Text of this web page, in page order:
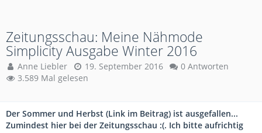
Zeitungsschau: Meine Nähmode
Simplicity Ausgabe Winter 2016
Anne Liebler 19. September 2016
0 Antworten
3.589 Mal gelesen
Der Sommer und Herbst (Link im Beitrag) ist ausgefallen...
Zumindest hier bei der Zeitungsschau :(. Ich bitte aufrichtig